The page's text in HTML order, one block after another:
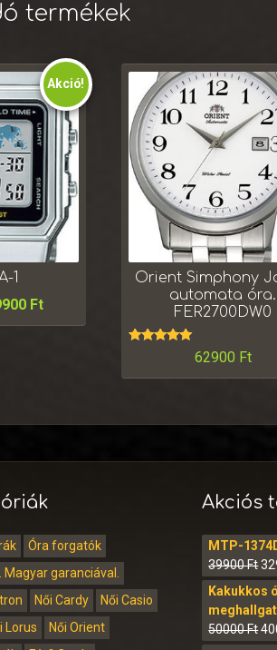
termékek
Akció!
1
Ft
Orient Simphony
automata óra.
FER2700DW0
/ 5
62900 Ft
Óra forgatók
garanciával.
Női Cardy
Női Casio
Lorus
Női Orient
Akciós
MTP-
39900Ft
Kakukkos
50000Ft